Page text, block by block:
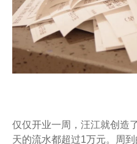
仅仅开业一周，汪江就创造
天的流水都超过1万元。周